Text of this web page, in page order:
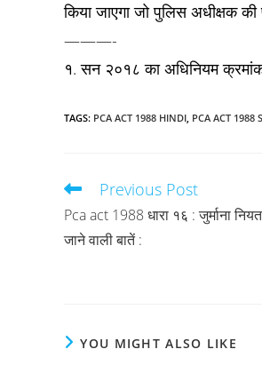
किया जाएगा जो पुलिस अधीक्षक
———-
१. सन २०१८ का अधिनियम क्रमांक
TAGS: PCA ACT 1988 HINDI, PCA ACT 1988
Read
articles
Previous Post
Pca act 1988 धारा १६ : जुर्माना
जाने वाली बातें :
YOU MIGHT ALSO LIKE